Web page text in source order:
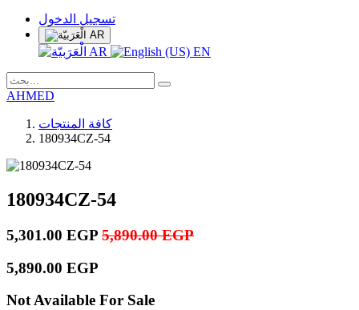
تسجيل الدخول
AR
AR EN
AHMED
كافة المنتجات
180934CZ-54
180934CZ-54
5,301.00 EGP 5,890.00EGP
5,890.00 EGP
Not Available For Sale